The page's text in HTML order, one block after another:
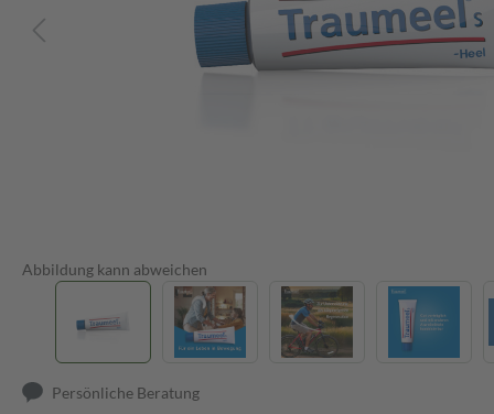
Abbildung kann abweichen
Persönliche Beratung